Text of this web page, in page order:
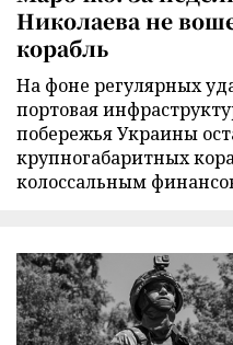
Николаева не
корабль
На фоне регулярных
портовая
побережья Украины
крупногабаритных
колоссальным